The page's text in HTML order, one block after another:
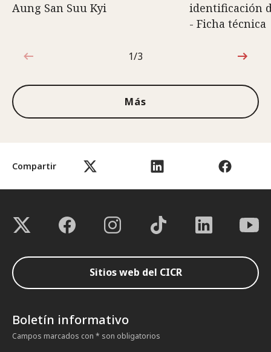
Compartir
Aung San Suu Kyi
identificación
- Ficha técnica
1de3
1/3
Más
Sitios web del CICR
Boletín informativo
Campos marcados con * son obligatorios